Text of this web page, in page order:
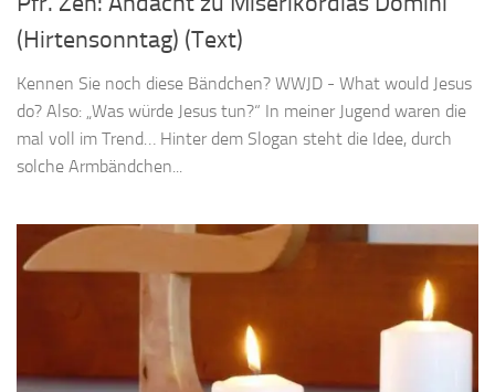
(Hirtensonntag) (Text)
Kennen Sie noch diese Bändchen? WWJD - What would Jesus
do? Also: „Was würde Jesus tun?“ In meiner Jugend waren die
mal voll im Trend… Hinter dem Slogan steht die Idee, durch
solche Armbändchen...